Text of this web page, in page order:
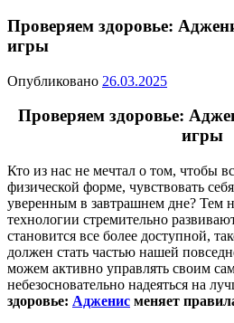
Проверяем здоровье:
игры
Опубликовано 26.03.2025
Проверяем здоровье:
игры
Кто из нас не мечтал о том, чтобы
физической форме, чувствовать
уверенным в завтрашнем дне? Тем
технологии стремительно
становится все более доступной,
должен стать частью нашей
можем активно управлять своим
небезосновательно надеяться на
здоровье: Адженис меняет